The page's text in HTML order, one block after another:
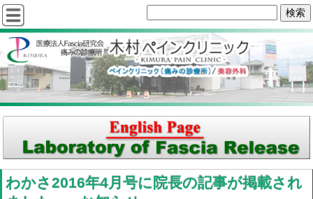
わかさ2016年4月号に院長の記事が掲載され